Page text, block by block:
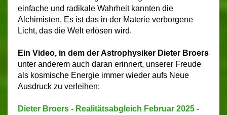
einfache und radikale Wahrheit kannten die
Alchimisten. Es ist das in der Materie verborgene
Licht, das die Welt erlösen wird.
Ein Video, in dem der Astrophysiker Dieter Broers
unter anderem auch daran erinnert, unserer Freude
als kosmische Energie immer wieder aufs Neue
Ausdruck zu verleihen:
Dieter Broers - Realitätsabgleich Februar 2025 -